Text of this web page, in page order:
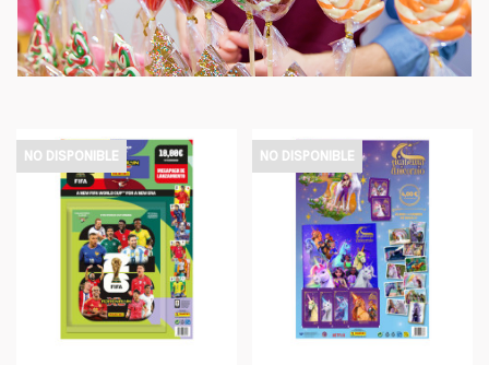
NO DISPONIBLE NO DISPONIBLE